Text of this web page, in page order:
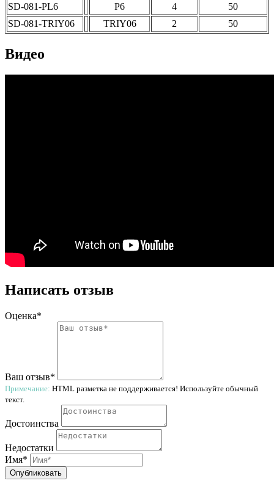
SD-081-PL6
P6 4
50
SD-081-TRIY06
TRIY06 2 50
Видео
Написать отзыв
Оценка*
Ваш отзыв*
Примечание: HTML разметка не поддерживается! Используйте обычный
текст.
Достоинства
Недостатки
Имя*
Опубликовать